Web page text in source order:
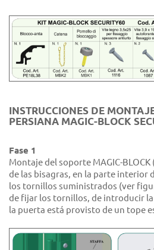
INSTRUCCIONES DE
PERSIANA MAGIC-BLOCK
Fase 1
Montaje del soporte MAGIC-
de las bisagras, en la parte interior
los tornillos suministrados (ver
de fijar los tornillos, de introducir la
la puerta está provisto de un tope